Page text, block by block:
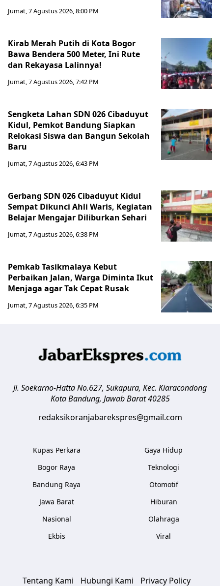
Jumat, 7 Agustus 2026, 8:00 PM
Kirab Merah Putih di Kota Bogor
Bawa Bendera 500 Meter, Ini Rute
dan Rekayasa Lalinnya!
Jumat, 7 Agustus 2026, 7:42 PM
Sengketa Lahan SDN 026 Cibaduyut
Kidul, Pemkot Bandung Siapkan
Relokasi Siswa dan Bangun Sekolah
Baru
Jumat, 7 Agustus 2026, 6:43 PM
Gerbang SDN 026 Cibaduyut Kidul
Sempat Dikunci Ahli Waris, Kegiatan
Belajar Mengajar Diliburkan Sehari
Jumat, 7 Agustus 2026, 6:38 PM
Pemkab Tasikmalaya Kebut
Perbaikan Jalan, Warga Diminta Ikut
Menjaga agar Tak Cepat Rusak
Jumat, 7 Agustus 2026, 6:35 PM
Jl. Soekarno-Hatta No.627, Sukapura, Kec. Kiaracondong
Kota Bandung, Jawab Barat 40285
redaksikoranjabarekspres@gmail.com
Kupas Perkara
Bogor Raya
Bandung Raya
Jawa Barat
Nasional
Ekbis
Gaya Hidup
Teknologi
Otomotif
Hiburan
Olahraga
Viral
Tentang Kami Hubungi Kami Privacy Policy